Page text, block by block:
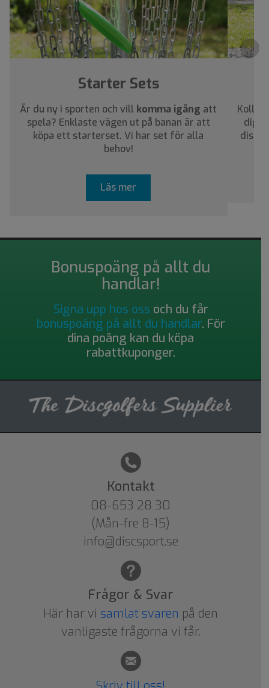
›
Starter Sets
Är du ny i sporten och vill komma igång att
spela? Enklaste vägen ut på banan är att
köpa ett starterset. Vi har set för alla
behov!
Läs mer
Kolla
dig
Bonuspoäng på allt du
handlar!
Signa upp hos oss och du får
bonuspoäng på allt du handlar. För
dina poäng kan du köpa
rabattkuponger.
Kontakt
08-653 28 30
(Mån-fre 8-15)
info@discsport.se
Frågor & Svar
Här har vi samlat svaren på den
vanligaste frågorna vi får.